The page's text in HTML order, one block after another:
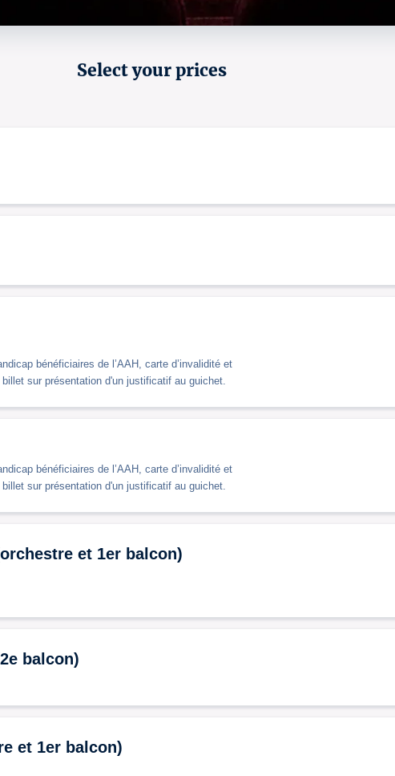
Select your prices
bénéficiaires de l’AAH, carte d’invalidité et
sur présentation d'un justificatif au guichet.
bénéficiaires de l’AAH, carte d’invalidité et
sur présentation d'un justificatif au guichet.
et 1er balcon)
balcon)
et 1er balcon)